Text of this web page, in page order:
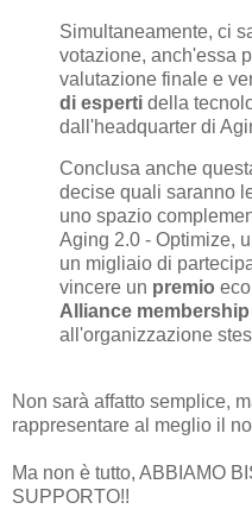
Simultaneamente, ci
votazione, anch'essa
valutazione finale e
di esperti della
dall'headquarter di
Conclusa anche
decise quali saranno
uno spazio
Aging 2.0 - Optimize,
un migliaio di
vincere un premio
Alliance
all'organizzazione
Non sarà affatto semplice,
rappresentare al meglio il
Ma non è tutto, ABBIAMO
SUPPORTO!!